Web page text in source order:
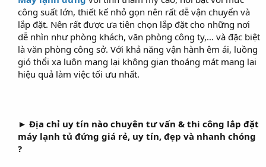
công suất lớn, thiết kế nhỏ gọn nên rất dễ vận chuyển và
lắp đặt. Nên rất được ưa tiên chọn lắp đặt cho những nơi
dễ nhìn như phòng khách, văn phòng công ty,… và đặc biệt
là văn phòng công sở. Với khả năng vận hành êm ái, luồng
gió thổi xa luôn mang lại không gian thoáng mát mang lại
hiệu quả làm việc tối ưu nhất.
► Địa chỉ uy tín nào chuyên tư vấn & thi công lắp đặt
máy lạnh tủ đứng giá rẻ, uy tín, đẹp và nhanh chóng
?